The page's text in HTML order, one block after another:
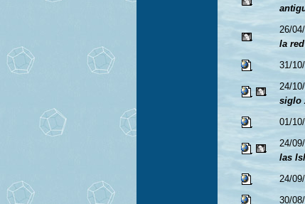
26/
la red
31/
24/
siglo
01/
24/
las
24/
30/